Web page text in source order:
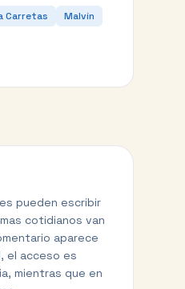
Carretas
Malvín
pueden escribir
cotidianos van
aparece
el acceso es
mientras que en